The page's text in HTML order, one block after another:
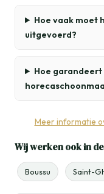
Hoe vaak moet
uitgevoerd?
Hoe
Meer informatie
Wij werken ook in
Boussu Saint-